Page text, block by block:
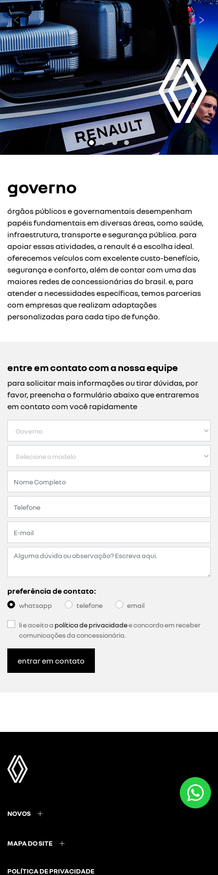
templates.template-
governo
órgãos públicos e governamentais desempenham
papéis fundamentais em diversas áreas, como saúde,
infraestrutura, transporte e segurança pública. para
apoiar essas atividades, a renault é a escolha ideal.
oferecemos veículos com excelente custo-benefício,
segurança e conforto, além de contar com uma das
maiores redes de concessionárias do brasil. e, para
atender a necessidades específicas, temos parcerias
com empresas que realizam adaptações
personalizadas para cada tipo de função.
entre em contato com a nossa equipe
para solicitar mais informações ou tirar dúvidas, por
favor, preencha o formulário abaixo que entraremos
em contato com você rapidamente
preferência de contato:
whatsapp telefone email
li e aceito a política de privacidadee concordo em receber
comunicações da concessionária.
entrar em contato
NOVOS
MAPA DO SITE
POLÍTICA DE PRIVACIDADE